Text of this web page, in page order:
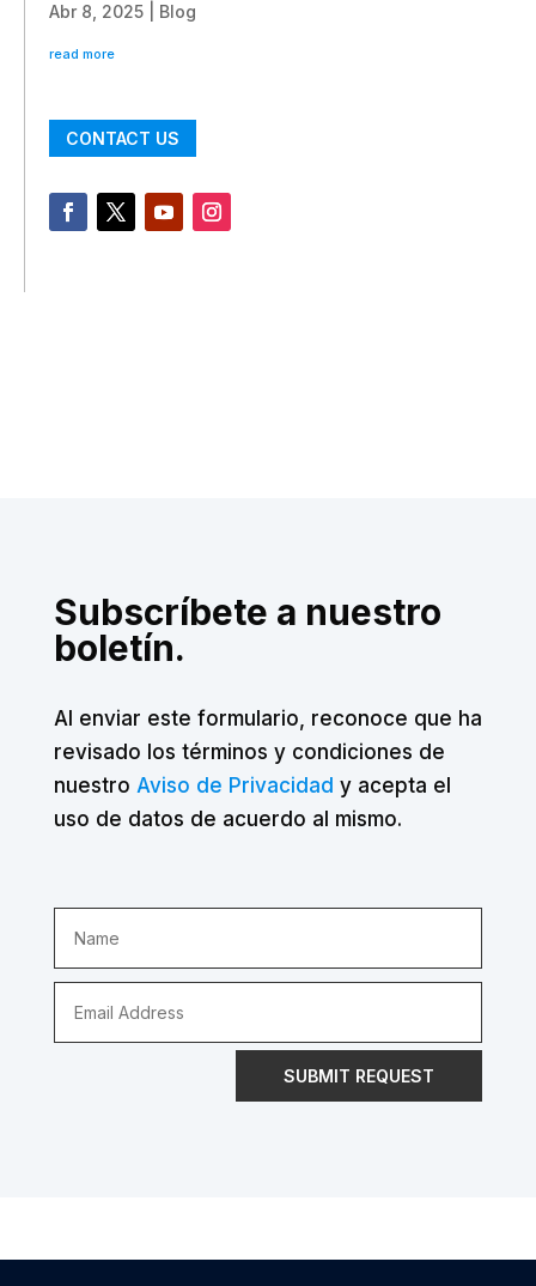
Abr 8, 2025 Blog
read more
CONTACT US
Subscríbete a nuestro
boletín.
Al enviar este formulario, reconoce que ha
revisado los términos y condiciones de
nuestro Aviso de Privacidad y acepta el
uso de datos de acuerdo al mismo.
SUBMIT REQUEST